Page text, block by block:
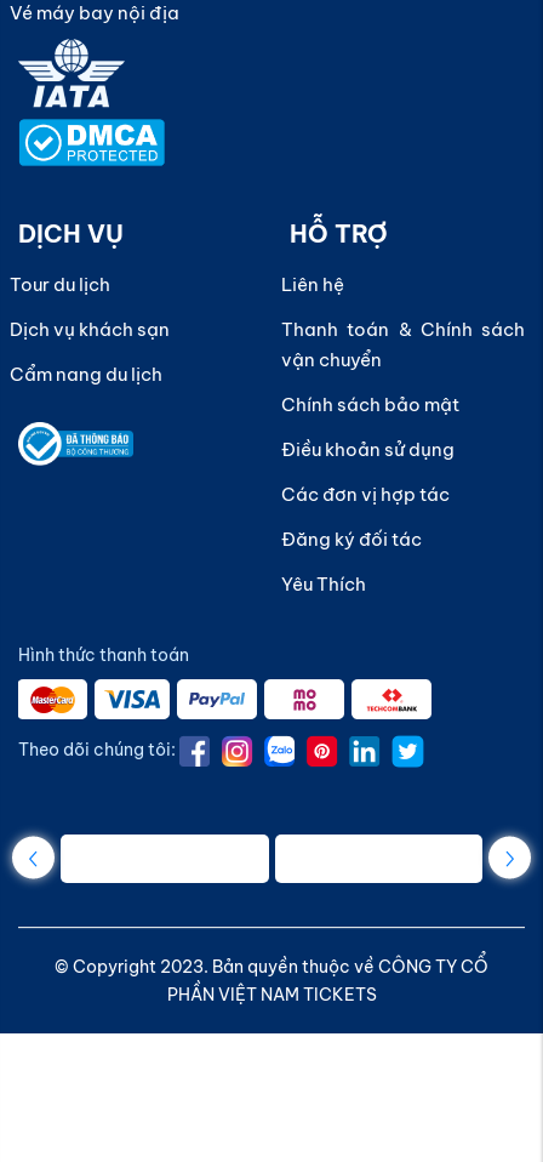
Vé máy bay nội địa
DỊCH VỤ
Tour du lịch
Dịch vụ khách sạn
Cẩm nang du lịch
HỖ TRỢ
Liên hệ
Thanh toán & Chính sách
vận chuyển
Chính sách bảo mật
Điều khoản sử dụng
Các đơn vị hợp tác
Đăng ký đối tác
Yêu Thích
Hình thức thanh toán
Theo dõi chúng tôi:
© Copyright 2023. Bản quyền thuộc về CÔNG TY CỔ
PHẦN VIỆT NAM TICKETS